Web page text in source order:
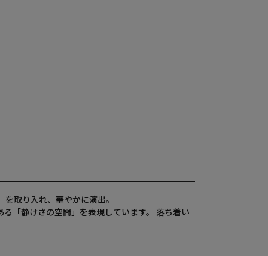
取り入れ、華やかに演出。
「静けさの空間」を表現しています。 落ち着い